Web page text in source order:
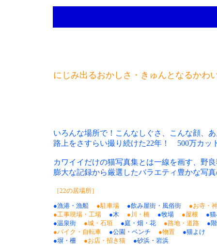
にじみ出るおかしさ・きゅんとなるかわ
いろんな場所で！こんなしぐさ、こんな顔、
路上をさすらい撮り続けた22年！ 500万カッ
カワイイだけの猫写真集とは一線を画す、野
膨大な記録から厳選したバラエティ豊かな写
［22の居場所］
●漁港・漁船 ●駐車場 ●飲み屋街・風俗街 ●お寺・
●工事現場・工場 ●木 ●川・橋 ●牧場 ●屋根 ●
●温泉街 ●城・石垣 ●庭・畑・花 ●路地・道路 ●
●バイク・自転車 ●公園・ベンチ ●物置 ●猫よけ
●塀・柵 ●お店・招き猫 ●砂浜・岩浜